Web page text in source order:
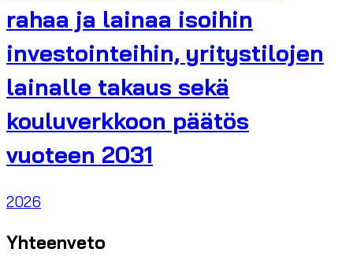
rahaa ja lainaa isoihin
investointeihin, yritystilojen
lainalle takaus sekä
kouluverkkoon päätös
vuoteen 2031
2026
Yhteenveto